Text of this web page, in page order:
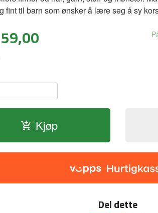
fint til barn som ønsker å lære seg å sy
59,00
Kjøp
Del dette